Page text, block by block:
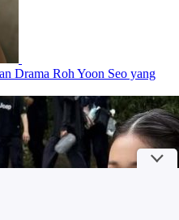
Drama Roh Yoon Seo yang